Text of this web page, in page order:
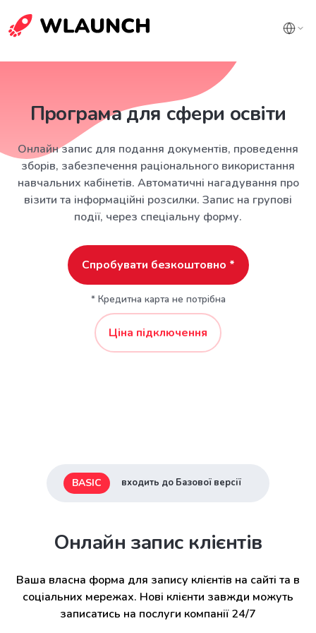
Програма для сфери освіти
Онлайн запис для подання документів, проведення
зборів, забезпечення раціонального використання
навчальних кабінетів. Автоматичні нагадування про
візити та інформаційні розсилки. Запис на групові
події, через спеціальну форму.
Спробувати безкоштовно *
* Кредитна карта не потрібна
Ціна підключення
BASIC входить до Базової версії
Онлайн запис клієнтів
Ваша власна форма для запису клієнтів на сайті та в
соціальних мережах. Нові клієнти завжди можуть
записатись на послуги компанії 24/7